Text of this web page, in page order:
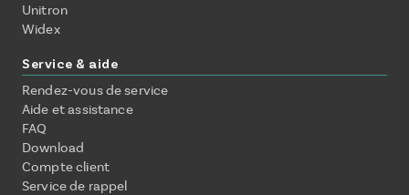
Unitron
Widex
Service & aide
Rendez-vous de service
Aide et assistance
FAQ
Download
Compte client
Service de rappel